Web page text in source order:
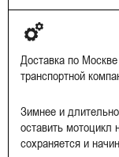
Доставка по
транспортной
Зимнее и
оставить мотоцикл
сохраняется и